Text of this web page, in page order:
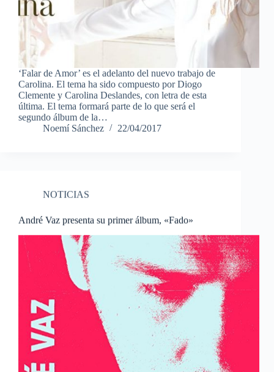
‘Falar de Amor’ es el adelanto del nuevo trabajo de
Carolina. El tema ha sido compuesto por Diogo
Clemente y Carolina Deslandes, con letra de esta
última. El tema formará parte de lo que será el
segundo álbum de la…
Noemí Sánchez
22/04/2017
NOTICIAS
André Vaz presenta su primer álbum, «Fado»